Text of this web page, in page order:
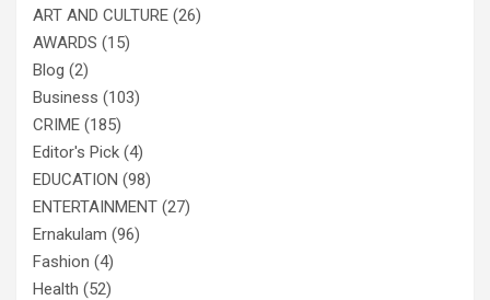
ART AND CULTURE (26)
AWARDS (15)
Blog (2)
Business (103)
CRIME (185)
Editor's Pick (4)
EDUCATION (98)
ENTERTAINMENT (27)
Ernakulam (96)
Fashion (4)
Health (52)